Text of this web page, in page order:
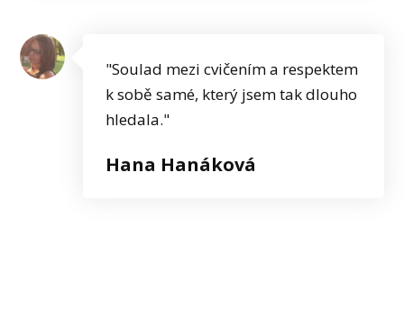
"Soulad mezi cvičením a respektem
k sobě samé, který jsem tak dlouho
hledala."
Hana Hanáková